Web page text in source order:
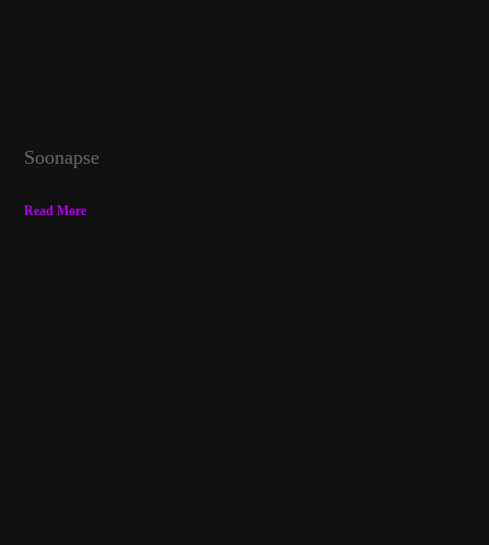
Soonapse
Read More